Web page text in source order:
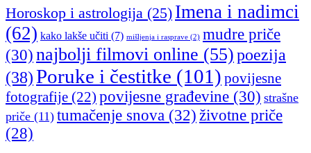
Horoskop i astrologija (25) Imena i nadimci
(62) kako lakše učiti (7) mišljenja i rasprave (2) mudre priče
(30) najbolji filmovi online (55)poezija
(38)Poruke i čestitke (101) povijesne
fotografije (22) povijesne građevine (30) strašne
priče (11) tumačenje snova (32) životne priče
(28)